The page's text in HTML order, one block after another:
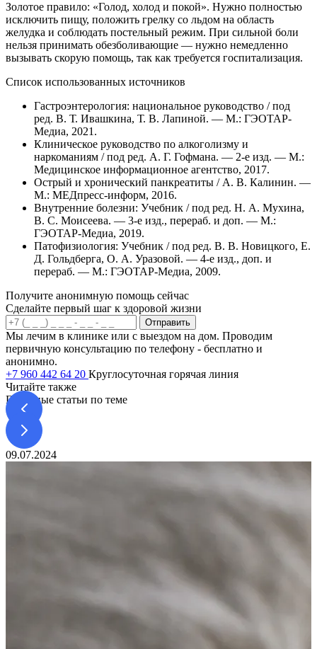
Золотое правило: «Голод, холод и покой». Нужно полностью
исключить пищу, положить грелку со льдом на область
желудка и соблюдать постельный режим. При сильной боли
нельзя принимать обезболивающие — нужно немедленно
вызывать скорую помощь, так как требуется госпитализация.
Список использованных источников
Гастроэнтерология: национальное руководство / под
ред. В. Т. Ивашкина, Т. В. Лапиной. — М.: ГЭОТАР-
Медиа, 2021.
Клиническое руководство по алкоголизму и
наркоманиям / под ред. А. Г. Гофмана. — 2-е изд. — М.:
Медицинское информационное агентство, 2017.
Острый и хронический панкреатиты / А. В. Калинин. —
М.: МЕДпресс-информ, 2016.
Внутренние болезни: Учебник / под ред. Н. А. Мухина,
В. С. Моисеева. — 3-е изд., перераб. и доп. — М.:
ГЭОТАР-Медиа, 2019.
Патофизиология: Учебник / под ред. В. В. Новицкого, Е.
Д. Гольдберга, О. А. Уразовой. — 4-е изд., доп. и
перераб. — М.: ГЭОТАР-Медиа, 2009.
Получите анонимную помощь сейчас
Сделайте первый шаг к здоровой жизни
Отправить
Мы лечим в клинике или с выездом на дом. Проводим
первичную консультацию по телефону - бесплатно и
анонимно.
+7 960 442 64 20 Круглосуточная горячая линия
Читайте также
Полезные статьи по теме
09.07.2024